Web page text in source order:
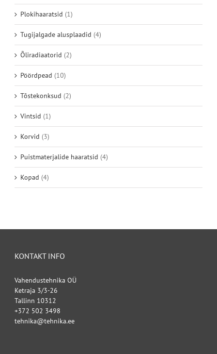
Plokihaaratsid (1)
Tugijalgade alusplaadid (4)
Õliradiaatorid (2)
Pöördpead (10)
Tõstekonksud (2)
Vintsid (1)
Korvid (3)
Puistmaterjalide haaratsid (4)
Kopad (4)
KONTAKT INFO
Vahendustehnika OÜ
Ketraja 3/3-26
Tallinn 10312
+372 502 3498
tehnika@tehnika.ee